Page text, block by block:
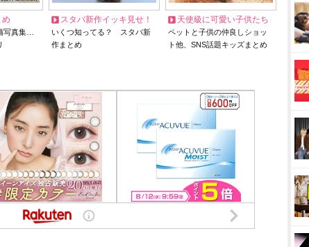
め
写真集…
スタバ新作イッキ見せ！
いくつ知ってる？ スタバ新
作まとめ
天使級に可愛い子供たち
ペットと子供の仲良しショッ
ト他、SNS話題キッズまとめ